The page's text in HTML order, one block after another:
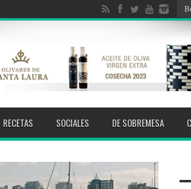
RECETAS SOCIALES DE SOBREMESA